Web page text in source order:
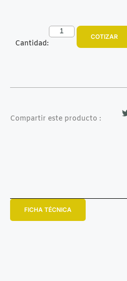
Cantidad:
COTIZAR
Compartir este producto :
FICHA TÉCNICA